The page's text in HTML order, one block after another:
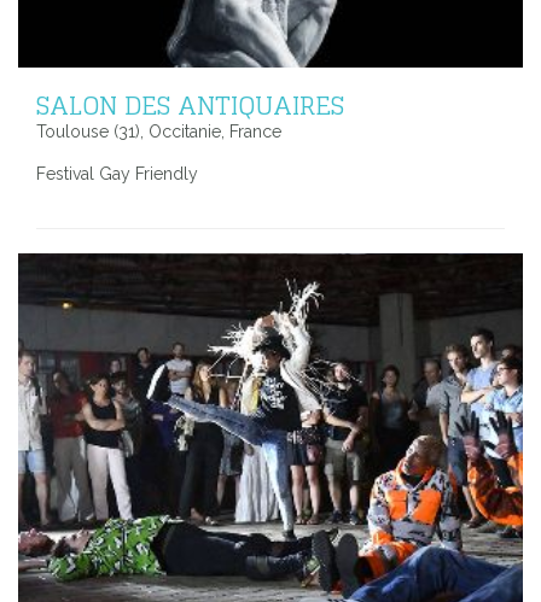
SALON DES ANTIQUAIRES
Toulouse (31), Occitanie, France
Festival Gay Friendly